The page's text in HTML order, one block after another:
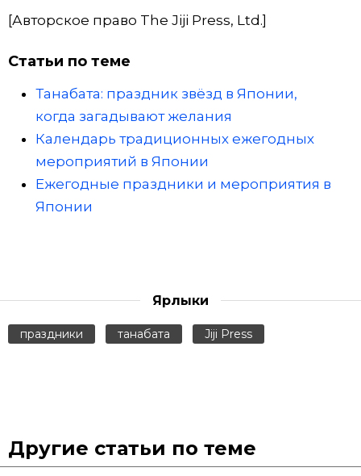
[Авторское право The Jiji Press, Ltd.]
Статьи по теме
Танабата: праздник звёзд в Японии,
когда загадывают желания
Календарь традиционных ежегодных
мероприятий в Японии
Ежегодные праздники и мероприятия в
Японии
Ярлыки
праздники танабата Jiji Press
Другие статьи по теме